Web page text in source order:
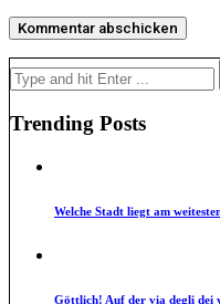
Search
for:
Trending Posts
Welche Stadt liegt am
Göttlich! Auf der via degli dei